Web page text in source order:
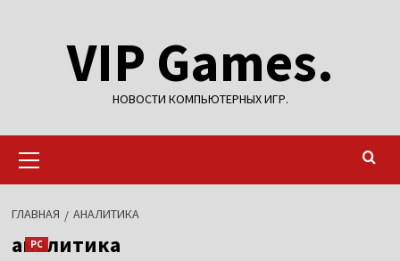
содержимомуVIP Games.
НОВОСТИ КОМПЬЮТЕРНЫХ ИГР.
меню
ГЛАВНАЯ АНАЛИТИКА
аналитика
PC